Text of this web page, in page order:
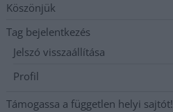
Köszönjük
Tag bejelentkezés
Jelszó visszaállítása
Profil
Támogassa a független helyi sajtót!